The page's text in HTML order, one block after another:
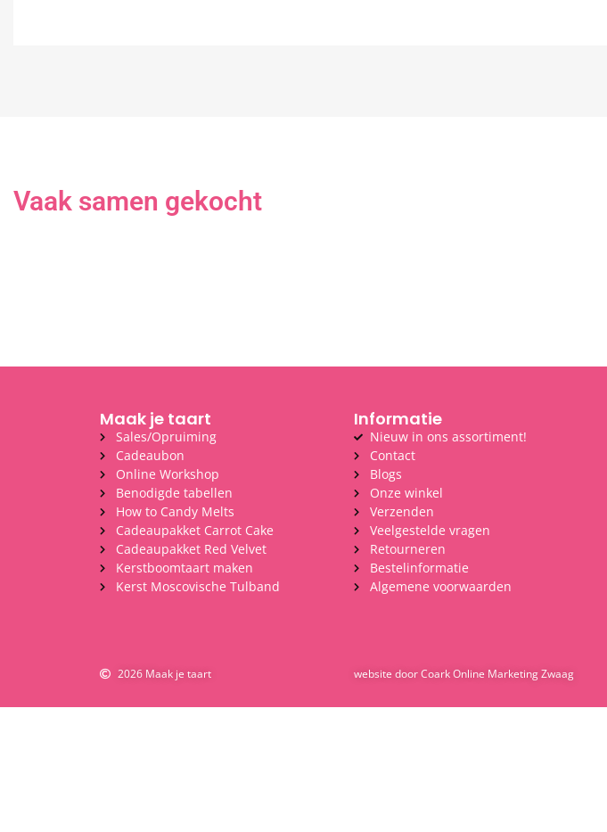
Vaak samen gekocht
Maak je taart
Sales/Opruiming
Cadeaubon
Online Workshop
Benodigde tabellen
How to Candy Melts
Cadeaupakket Carrot Cake
Cadeaupakket Red Velvet
Kerstboomtaart maken
Kerst Moscovische Tulband
Informatie
Nieuw in ons assortiment!
Contact
Blogs
Onze winkel
Verzenden
Veelgestelde vragen
Retourneren
Bestelinformatie
Algemene voorwaarden
2026 Maak je taart website door Coark Online Marketing Zwaag